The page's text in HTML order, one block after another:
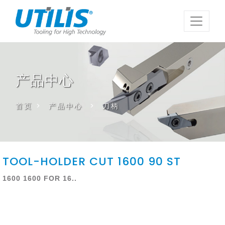
产品中心
首页 > 产品中心 > 刀柄
TOOL-HOLDER CUT 1600 90 ST
1600 1600 FOR 16..